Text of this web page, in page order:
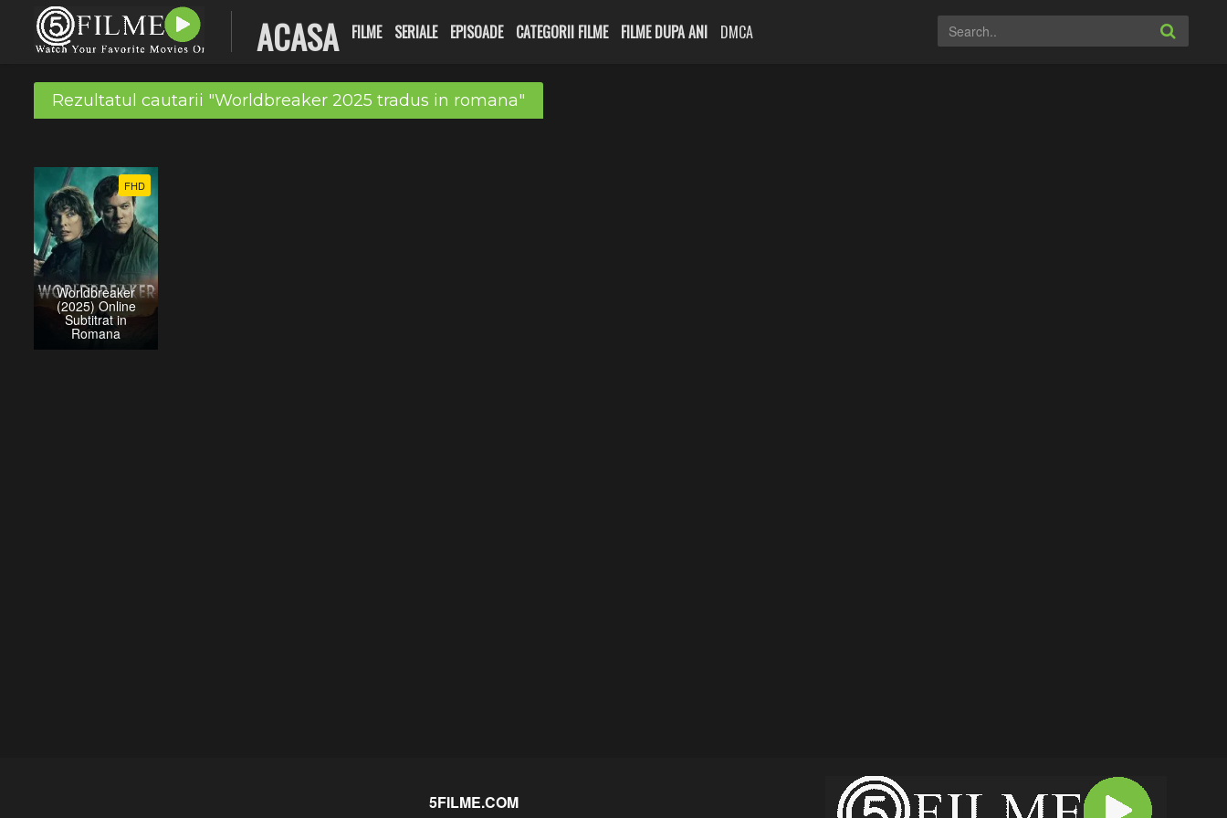
ACASA FILME SERIALE EPISOADE CATEGORII FILME FILME DUPA ANI DMCA
Rezultatul cautarii "Worldbreaker 2025 tradus in romana"
FHD
Worldbreaker
(2025) Online
Subtitrat in
Romana
5FILME.COM